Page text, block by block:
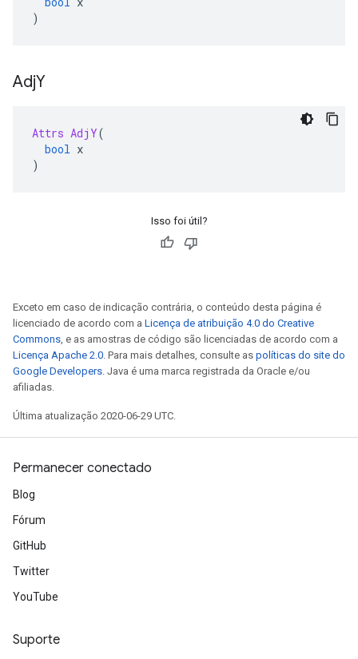
)
AdjY
Attrs AdjY(
bool x
)
Isso foi útil?
Exceto em caso de indicação contrária, o conteúdo desta página é
licenciado de acordo com a Licença de atribuição 4.0 do Creative
Commons, e as amostras de código são licenciadas de acordo com a
Licença Apache 2.0. Para mais detalhes, consulte as políticas do site do
Google Developers. Java é uma marca registrada da Oracle e/ou
afiliadas.
Última atualização 2020-06-29 UTC.
Permanecer conectado
Blog
Fórum
GitHub
Twitter
YouTube
Suporte